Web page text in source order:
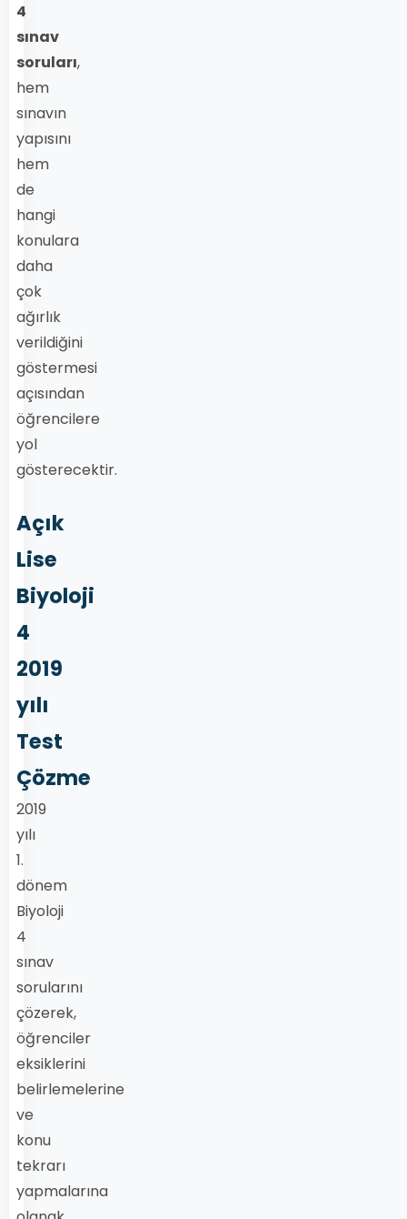
4
sınav
soruları,
hem
sınavın
yapısını
hem
de
hangi
konulara
daha
çok
ağırlık
verildiğini
göstermesi
açısından
öğrencilere
yol
gösterecektir.
Açık
Lise
Biyoloji
4
2019
yılı
Test
Çözme
2019
yılı
1.
dönem
Biyoloji
4
sınav
sorularını
çözerek,
öğrenciler
eksiklerini
belirlemelerine
ve
konu
tekrarı
yapmalarına